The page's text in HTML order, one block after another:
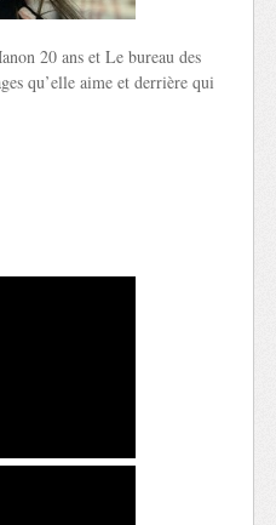
20 ans et Le bureau des
qu’elle aime et derrière qui